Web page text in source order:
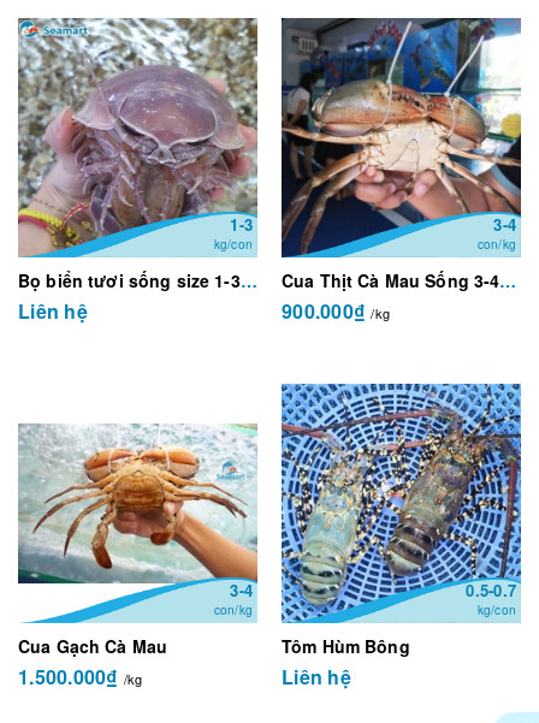
1-3
kg/con
Bọ biển tươi sống size 1-3kg/con
Liên hệ
3-4
con/kg
Cua Thịt Cà Mau Sống 3-4 con/kg
900.000₫/kg
3-4
con/kg
Cua Gạch Cà Mau
1.500.000₫ /kg
0.5-0.7
kg/con
Tôm Hùm Bông
Liên hệ